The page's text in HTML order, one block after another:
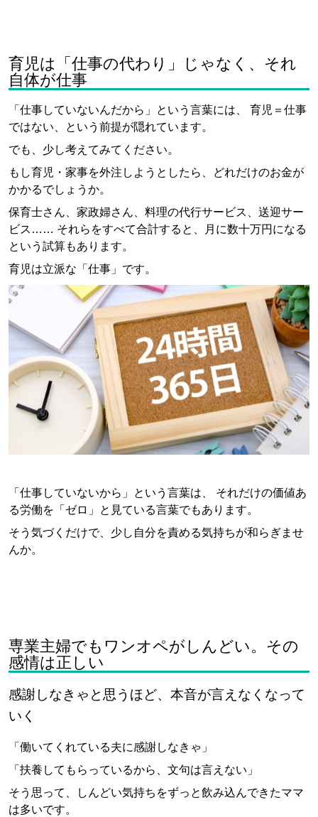
育児は「仕事の代わり」じゃなく、それ
自体が仕事
「仕事していないんだから」という言葉には、 育児＝仕事
ではない、という前提が隠れています。
でも、少し考えてみてください。
もし育児・家事を外注しようとしたら、どれだけのお金が
かかるでしょうか。
保育士さん、家政婦さん、料理の代行サービス、送迎サー
ビス…… それらをすべて合計すると、月に数十万円になる
という試算もあります。
育児は立派な「仕事」です。
「仕事していないから」という言葉は、 それだけの価値あ
る労働を「ゼロ」と見ている言葉でもあります。
そう気づくだけで、少し自分を責める気持ちが和らぎませ
んか。
専業主婦でもワンオペがしんどい。その
感情は正しい
感謝しなきゃと思うほど、本音が言えなくなって
いく
「働いてくれている夫に感謝しなきゃ」
「扶養してもらっているから、文句は言えない」
そう思って、しんどい気持ちをずっと飲み込んできたママ
は多いです。